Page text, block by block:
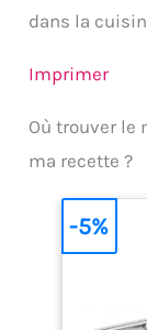
dans la
Imprimer
Où trouver le
ma recette ?
-5%